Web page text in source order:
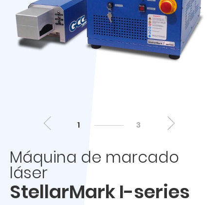
1 3
Máquina de marcado
láser
StellarMark I-series